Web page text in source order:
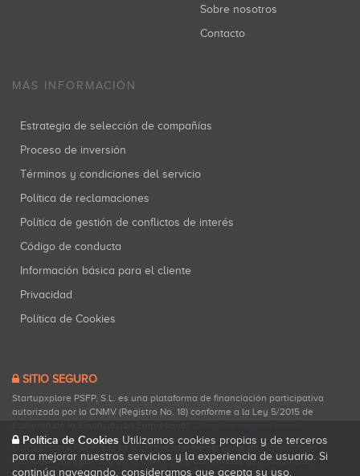
Sobre nosotros
Contacto
MÁS INFORMACIÓN
Estrategia de selección de compañías
Proceso de inversión
Términos y condiciones del servicio
Política de reclamaciones
Política de gestión de conflictos de interés
Código de conducta
Información básica para el cliente
Privacidad
Política de Cookies
SITIO SEGURO
Startupxplore PSFP, S.L. es una plataforma de financiación participativa
autorizada por la CNMV (Registro No. 18) conforme a la Ley 5/2015 de
Startupxplore PSFP, S.L. es un Proveedor de Servicios de Financiación
Participativa registrado en la CNMV para actividades de financiación
Política de Cookies Utilizamos cookies propias y de terceros
para mejorar nuestros servicios y la experiencia de usuario. Si
continúa navegando, consideramos que acepta su uso.